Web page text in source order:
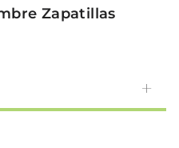
Zapatillas